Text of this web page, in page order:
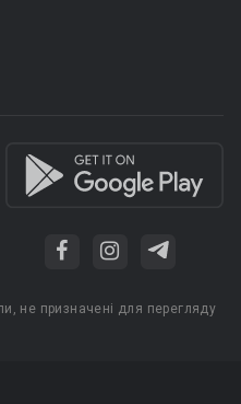
не призначені для перегляду